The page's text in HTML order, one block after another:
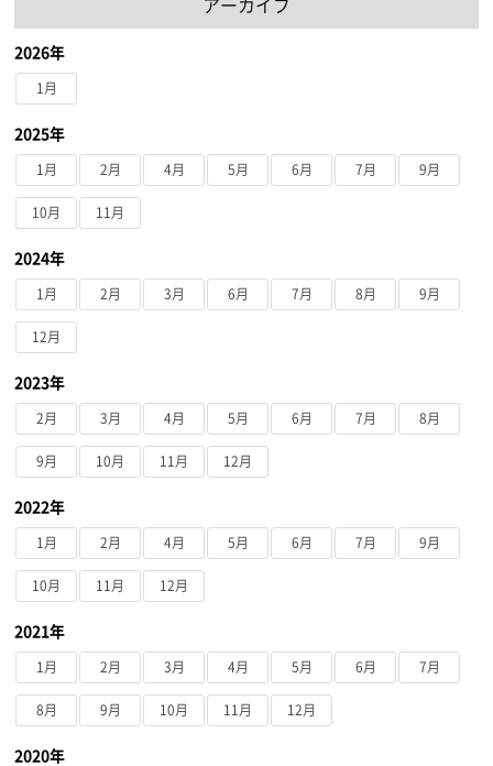
アーカイブ
2026年
1月
2025年
1月 2月 4月 5月 6月 7月 9月
10月 11月
2024年
1月 2月 3月 6月 7月 8月 9月
12月
2023年
2月 3月 4月 5月 6月 7月 8月
9月 10月 11月 12月
2022年
1月 2月 4月 5月 6月 7月 9月
10月 11月 12月
2021年
1月 2月 3月 4月 5月 6月 7月
8月 9月 10月 11月 12月
2020年